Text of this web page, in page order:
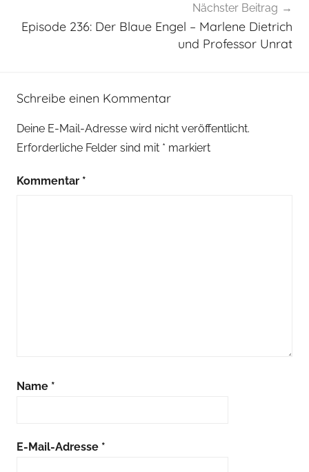
Nächster Beitrag
Episode 236: Der Blaue Engel – Marlene Dietrich
und Professor Unrat
Schreibe einen Kommentar
Deine E-Mail-Adresse wird nicht veröffentlicht.
Erforderliche Felder sind mit * markiert
Kommentar *
Name *
E-Mail-Adresse *